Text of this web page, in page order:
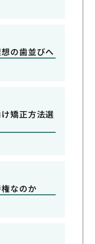
の歯並びへ
矯正方法選
なのか